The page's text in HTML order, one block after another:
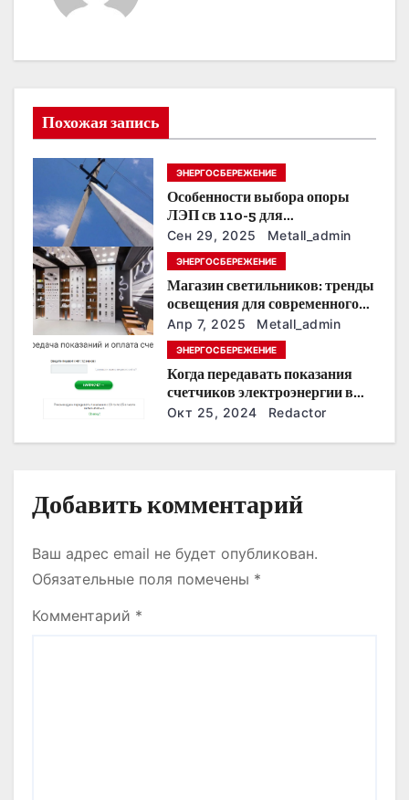
ц
я
п
о
з
а
п
и
Похожая запись
ЭНЕРГОСБЕРЕЖЕНИЕ
Особенности выбора опоры
ЛЭП св 110-5 для
строительства электросетей
Сен 29, 2025 Metall_admin
ЭНЕРГОСБЕРЕЖЕНИЕ
Магазин светильников: тренды
освещения для современного
интерьера
Апр 7, 2025 Metall_admin
ЭНЕРГОСБЕРЕЖЕНИЕ
Когда передавать показания
счетчиков электроэнергии в
Дзержинске?
Окт 25, 2024 Redactor
Добавить комментарий
Ваш адрес email не будет опубликован.
Обязательные поля помечены *
Комментарий *